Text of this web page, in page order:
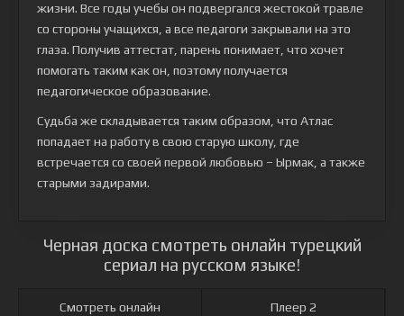
жизни. Все годы учебы он подвергался жестокой травле
со стороны учащихся, а все педагоги закрывали на это
глаза. Получив аттестат, парень понимает, что хочет
помогать таким как он, поэтому получается
педагогическое образование.
Судьба же складывается таким образом, что Атлас
попадает на работу в свою старую школу, где
встречается со своей первой любовью – Ырмак, а также
старыми задирами.
Черная доска смотреть онлайн турецкий
сериал на русском языке!
Смотреть онлайн Плеер 2